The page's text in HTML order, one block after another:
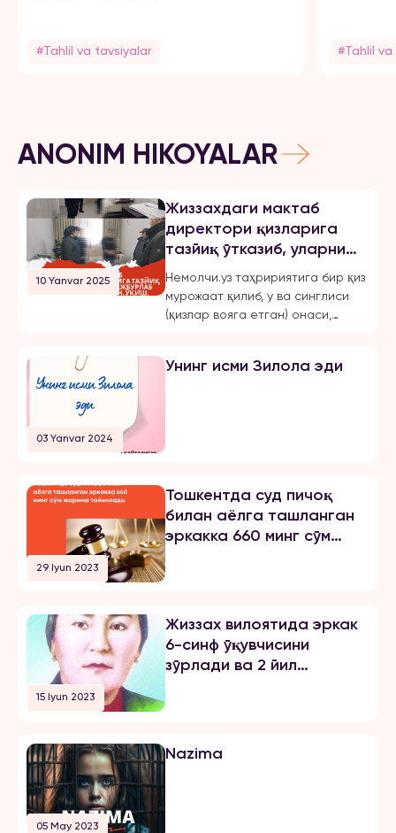
#Tahlil va tavsiyalar #Tahlil
ANONIM HIKOYALAR
10 Yanvar 2025
Жиззахдаги мактаб
директори қизларига
тазйиқ ўтказиб, уларни
мажбурлаб турмушга
чиқарган, ўқиш,
ишлашдан маҳрум қилган
Немолчи.уз таҳририятига бир қиз
мурожаат қилиб, у ва синглиси
(қизлар вояга етган) онаси,
Хасанова томонидан бир неча
ишлайман. 2024 йил 31 октябрь
куни мени умуман норози бўлган
йигитга […]
03 Yanvar 2024
Унинг исми Зилола эди
29 Iyun 2023
Тошкентда суд пичоқ
билан аёлга ташланган
эркакка 660 минг сўм
15 Iyun 2023
Жиззах вилоятида эркак
6-синф ўқувчисини
зўрлади ва 2 йил
05 May 2023
Nazima